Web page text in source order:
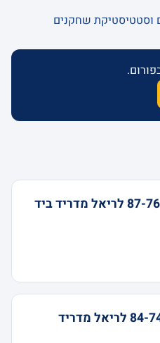
וסטטיסטיקת שחקנים
העונה האירופית נגמרה: 87-76 לריאל מדריד ביד
נלחמנו אבל לא הספיק: 84-74 לריאל מדריד